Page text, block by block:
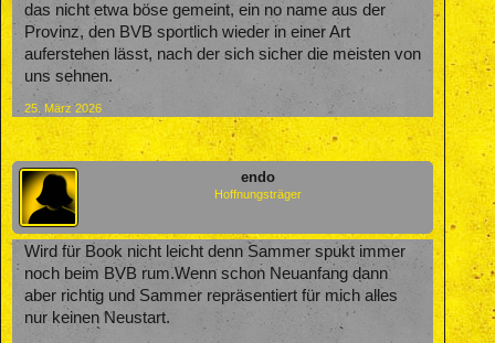
das nicht etwa böse gemeint, ein no name aus der
Provinz, den BVB sportlich wieder in einer Art
auferstehen lässt, nach der sich sicher die meisten von
uns sehnen.
25. März 2026
endo
Hoffnungsträger
Wird für Book nicht leicht denn Sammer spukt immer
noch beim BVB rum.Wenn schon Neuanfang dann
aber richtig und Sammer repräsentiert für mich alles
nur keinen Neustart.